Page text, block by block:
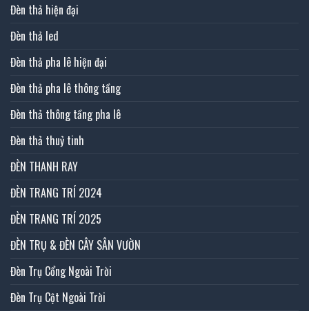
Đèn thả hiện đại
Đèn thả led
Đèn thả pha lê hiện đại
Đèn thả pha lê thông tầng
Đèn thả thông tầng pha lê
Đèn thả thuỷ tinh
ĐÈN THANH RAY
ĐÈN TRANG TRÍ 2024
ĐÈN TRANG TRÍ 2025
ĐÈN TRỤ & ĐÈN CÂY SÂN VƯỜN
Đèn Trụ Cổng Ngoài Trời
Đèn Trụ Cột Ngoài Trời